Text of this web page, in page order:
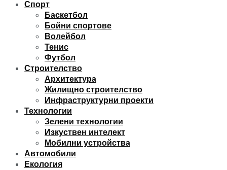
Спорт
Баскетбол
Бойни спортове
Волейбол
Тенис
Футбол
Строителство
Архитектура
Жилищно строителство
Инфраструктурни проекти
Технологии
Зелени технологии
Изкуствен интелект
Мобилни устройства
Автомобили
Екология